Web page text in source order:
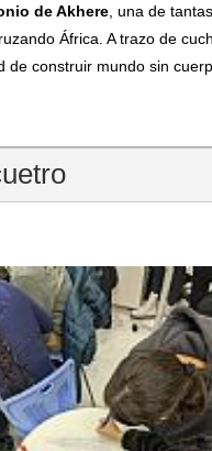
de Akhere, una de
África. A trazo de
construir mundo sin